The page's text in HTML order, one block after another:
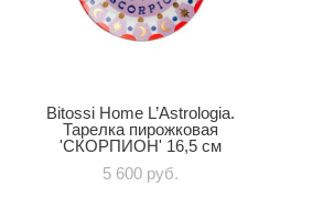
Bitossi Home L’Astrologia.
Тарелка пирожковая
'СКОРПИОН' 16,5 см
5 600 pуб.